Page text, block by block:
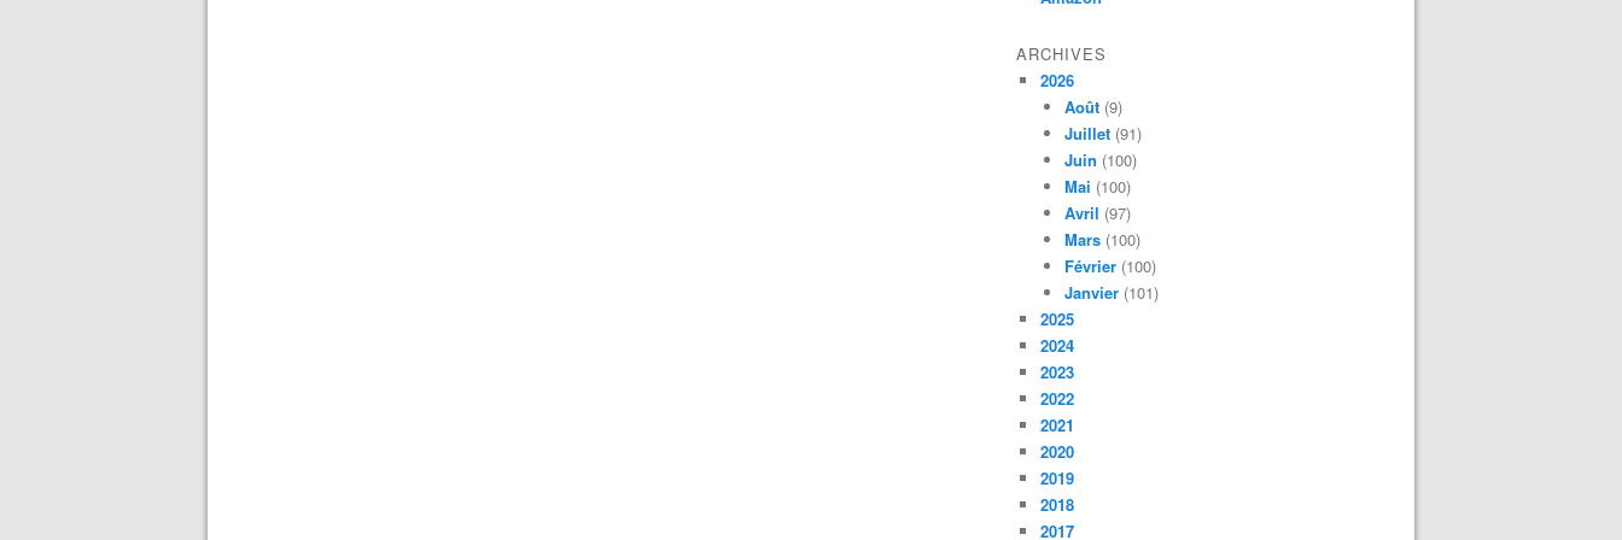
ARCHIVES
2026
Août (9)
Juillet (91)
Juin (100)
Mai (100)
Avril (97)
Mars (100)
Février (100)
Janvier (101)
2025
2024
2023
2022
2021
2020
2019
2018
2017